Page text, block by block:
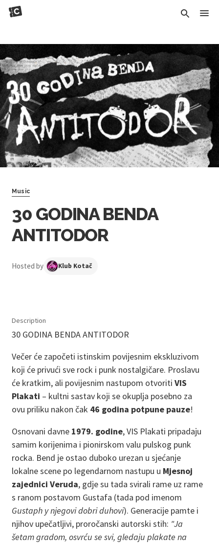
Music
30 GODINA BENDA
ANTITODOR
Hosted by Klub Kotač
Description
30 GODINA BENDA ANTITODOR
Večer će započeti istinskim povijesnim ekskluzivom
koji će privući sve rock i punk nostalgičare. Proslavu
će kratkim, ali povijesnim nastupom otvoriti VIS
Plakati – kultni sastav koji se okuplja posebno za
ovu priliku nakon čak 46 godina potpune pauze!
Osnovani davne 1979. godine, VIS Plakati pripadaju
samim korijenima i pionirskom valu pulskog punk
rocka. Bend je ostao duboko urezan u sjećanje
lokalne scene po legendarnom nastupu u Mjesnoj
zajednici Veruda, gdje su tada svirali rame uz rame
s ranom postavom Gustafa (tada pod imenom
Gustaph y njegovi dobri duhovi). Generacije pamte i
njihov upečatljivi, proročanski autorski stih: "Ja
šetam gradom, osvrću se svi, gledaju plakate na